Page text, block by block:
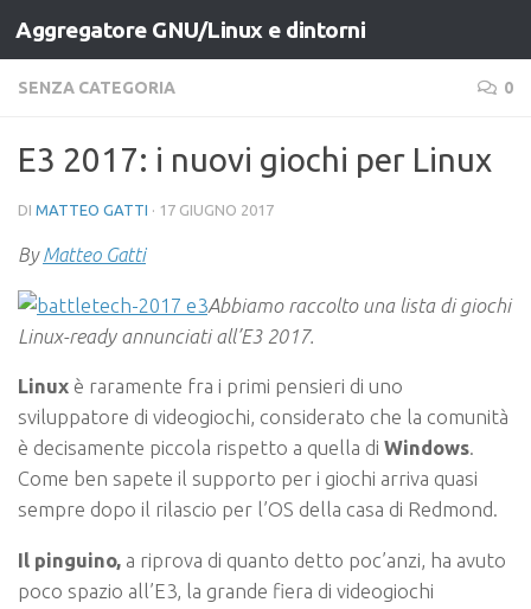
Salta al contenuto
Aggregatore GNU/Linux e dintorni
SENZA CATEGORIA 0
E3 2017: i nuovi giochi per Linux
DI MATTEO GATTI · 17 GIUGNO 2017
ByMatteo Gatti
Abbiamo raccolto una lista di giochi
Linux-ready annunciati all’E3 2017.
Linux è raramente fra i primi pensieri di uno
sviluppatore di videogiochi, considerato che la comunità
è decisamente piccola rispetto a quella di Windows.
Come ben sapete il supporto per i giochi arriva quasi
sempre dopo il rilascio per l’OS della casa di Redmond.
Il pinguino, a riprova di quanto detto poc’anzi, ha avuto
poco spazio all’E3, la grande fiera di videogiochi